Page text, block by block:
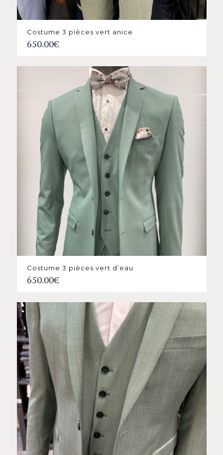
Costume 3 pièces vert anice
650.00€
Costume 3 pièces vert d’eau
650.00€